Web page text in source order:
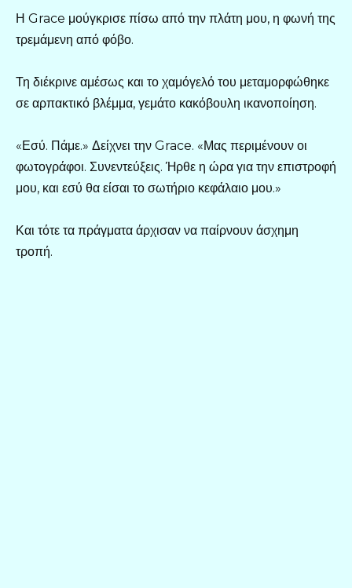
Η Grace μούγκρισε πίσω από την πλάτη μου, η φωνή της
τρεμάμενη από φόβο.
Τη διέκρινε αμέσως και το χαμόγελό του μεταμορφώθηκε
σε αρπακτικό βλέμμα, γεμάτο κακόβουλη ικανοποίηση.
«Εσύ. Πάμε.» Δείχνει την Grace. «Μας περιμένουν οι
φωτογράφοι. Συνεντεύξεις. Ήρθε η ώρα για την επιστροφή
μου, και εσύ θα είσαι το σωτήριο κεφάλαιο μου.»
Και τότε τα πράγματα άρχισαν να παίρνουν άσχημη
τροπή.